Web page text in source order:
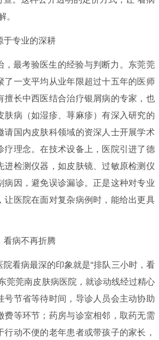
。
于专业的深耕
，最考验医生的经验与判断力。东莞莞
了一支平均从业年限超过十五年的医师
擅长中西医结合治疗银屑病的专家，也
肤病（如湿疹、荨麻疹）有深入研究的
请国内皮肤科领域的资深人士开展学术
疗理念。在技术设备上，医院引进了德
进检测仪器，如皮肤镜、过敏原检测仪
病因，避免误诊漏诊。正是这种对专业
让医院在面对复杂病例时，能给出更具
看病不再折腾
院看病最深的印象就是“排队三小时，看
莞莞南皮肤病医院，就诊动线经过精心
号节省等待时间，导诊人员会主动协助
费等环节；药房与诊室相邻，取药无需
行动不便的老年患者或带孩子的家长，